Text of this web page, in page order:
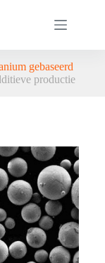
gebaseerd
productie